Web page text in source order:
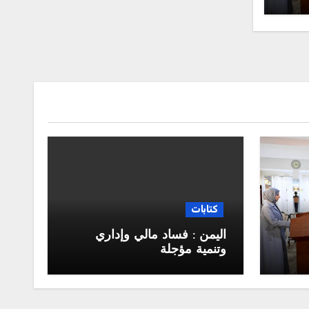
كتابات
اليمن : فساد مالي وإداري
وتنمية مؤجلة